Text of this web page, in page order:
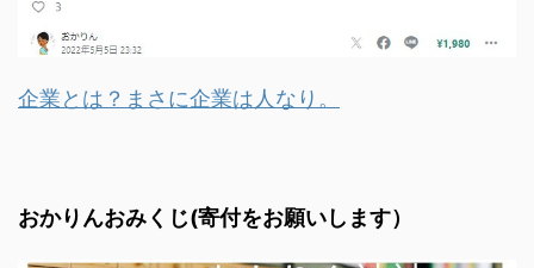
企業とは？まさに企業は人なり。
おかりんおみくじ(寄付をお願いします）